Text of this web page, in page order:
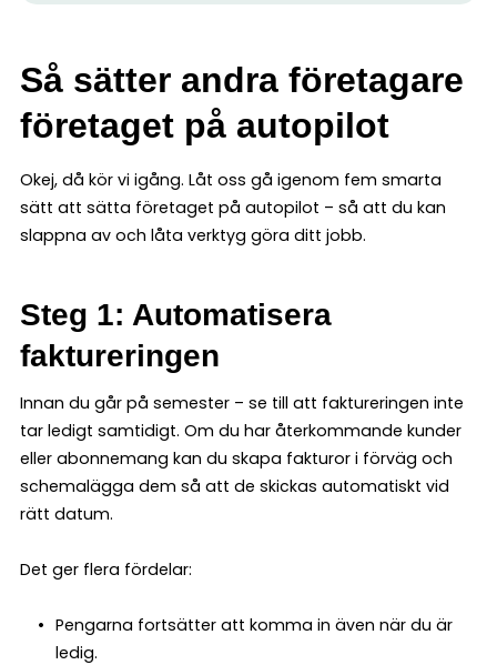
Så sätter andra företagare
företaget på autopilot
Okej, då kör vi igång. Låt oss gå igenom fem smarta
sätt att sätta företaget på autopilot – så att du kan
slappna av och låta verktyg göra ditt jobb.
Steg 1: Automatisera
faktureringen
Innan du går på semester – se till att faktureringen inte
tar ledigt samtidigt. Om du har återkommande kunder
eller abonnemang kan du skapa fakturor i förväg och
schemalägga dem så att de skickas automatiskt vid
rätt datum.
Det ger flera fördelar:
Pengarna fortsätter att komma in även när du är
ledig.